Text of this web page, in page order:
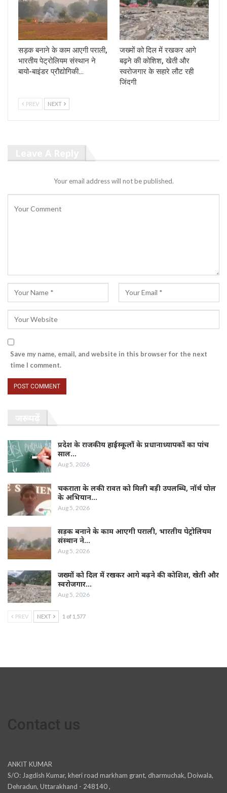
सड़क बनाने के काम आएगी पराली,
भारतीय पेट्रोलियम संस्थान ने
बायो-बाइंडर प्रौद्योगिकी…
जख्मों को दिल में रखकर आगे
बढ़ने की कोशिश, खेती और
स्वरोजगार के सहारे लौट रही
जिंदगी
PREV NEXT
Your email address will not be published.
Save my name, email, and website in this browser for the next
time I comment.
प्रदेश के राजकीय हाईस्कूलों के प्रधानाध्यापकों का पांच
साल…
Aug 5, 2026
चकराता के लकी रावत को मिली बड़ी उपलब्धि, नॉर्थ पोल
के अभियान…
Aug 5, 2026
सड़क बनाने के काम आएगी पराली, भारतीय पेट्रोलियम
संस्थान ने…
Aug 5, 2026
जख्मों को दिल में रखकर आगे बढ़ने की कोशिश, खेती और
स्वरोजगार…
Aug 5, 2026
PREV NEXT 1 of 1,577
ANKIT KUMAR
S/O: Jagdish Kumar, kheri road markham grant, dharmuchak, Doiwala,
Dehradun, Uttarakhand - 248140 ,